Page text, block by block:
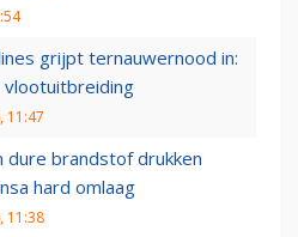
grijpt ternauwernood in:
11:47
dure brandstof drukken
hard omlaag
11:38